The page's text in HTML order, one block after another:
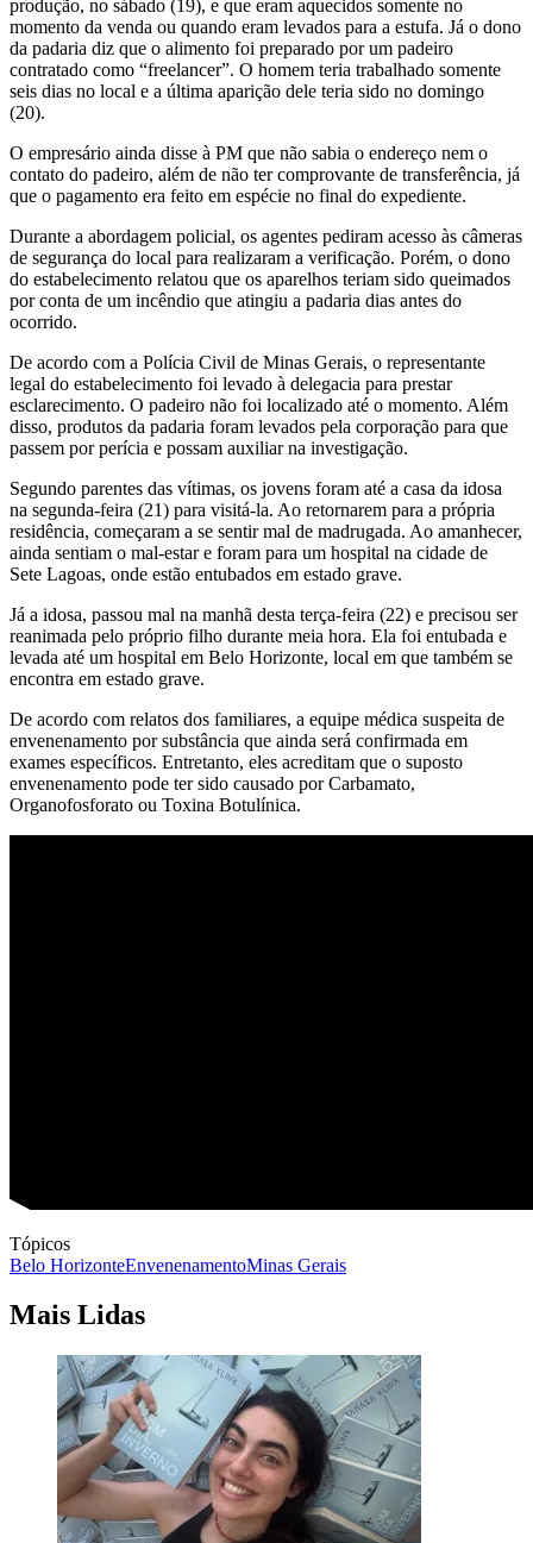
produção, no sábado (19), e que eram aquecidos somente no
momento da venda ou quando eram levados para a estufa. Já o dono
da padaria diz que o alimento foi preparado por um padeiro
contratado como “freelancer”. O homem teria trabalhado somente
seis dias no local e a última aparição dele teria sido no domingo
(20).
O empresário ainda disse à PM que não sabia o endereço nem o
contato do padeiro, além de não ter comprovante de transferência, já
que o pagamento era feito em espécie no final do expediente.
Durante a abordagem policial, os agentes pediram acesso às câmeras
de segurança do local para realizaram a verificação. Porém, o dono
do estabelecimento relatou que os aparelhos teriam sido queimados
por conta de um incêndio que atingiu a padaria dias antes do
ocorrido.
De acordo com a Polícia Civil de Minas Gerais, o representante
legal do estabelecimento foi levado à delegacia para prestar
esclarecimento. O padeiro não foi localizado até o momento. Além
disso, produtos da padaria foram levados pela corporação para que
passem por perícia e possam auxiliar na investigação.
Segundo parentes das vítimas, os jovens foram até a casa da idosa
na segunda-feira (21) para visitá-la. Ao retornarem para a própria
residência, começaram a se sentir mal de madrugada. Ao amanhecer,
ainda sentiam o mal-estar e foram para um hospital na cidade de
Sete Lagoas, onde estão entubados em estado grave.
Já a idosa, passou mal na manhã desta terça-feira (22) e precisou ser
reanimada pelo próprio filho durante meia hora. Ela foi entubada e
levada até um hospital em Belo Horizonte, local em que também se
encontra em estado grave.
De acordo com relatos dos familiares, a equipe médica suspeita de
envenenamento por substância que ainda será confirmada em
exames específicos. Entretanto, eles acreditam que o suposto
envenenamento pode ter sido causado por Carbamato,
Organofosforato ou Toxina Botulínica.
Tópicos
Belo HorizonteEnvenenamentoMinas Gerais
Mais Lidas